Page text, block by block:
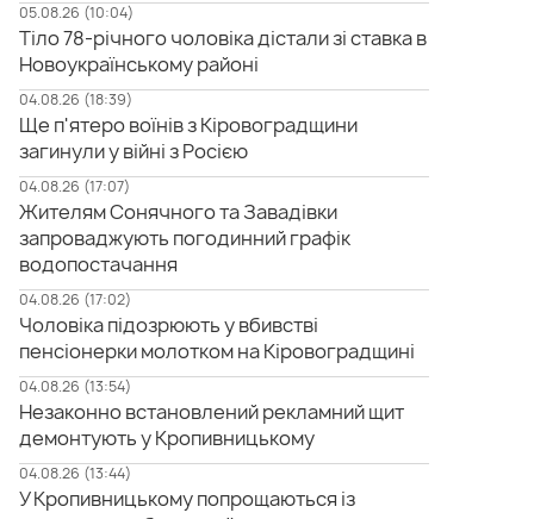
05.08.26 (10:04)
Тіло 78-річного чоловіка дістали зі ставка в
Новоукраїнському районі
04.08.26 (18:39)
Ще п'ятеро воїнів з Кіровоградщини
загинули у війні з Росією
04.08.26 (17:07)
Жителям Сонячного та Завадівки
запроваджують погодинний графік
водопостачання
04.08.26 (17:02)
Чоловіка підозрюють у вбивстві
пенсіонерки молотком на Кіровоградщині
04.08.26 (13:54)
Незаконно встановлений рекламний щит
демонтують у Кропивницькому
04.08.26 (13:44)
У Кропивницькому попрощаються із